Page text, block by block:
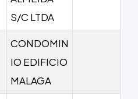
S/C LTDA
CONDOMIN
IO EDIFICIO
MALAGA